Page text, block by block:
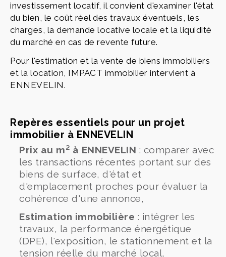
investissement locatif, il convient d'examiner l'état
du bien, le coût réel des travaux éventuels, les
charges, la demande locative locale et la liquidité
du marché en cas de revente future.
Pour l'estimation et la vente de biens immobiliers
et la location, IMPACT immobilier intervient à
ENNEVELIN.
Repères essentiels pour un projet
immobilier à ENNEVELIN
Prix au m² à ENNEVELIN : comparer avec
les transactions récentes portant sur des
biens de surface, d'état et
d'emplacement proches pour évaluer la
cohérence d'une annonce,
Estimation immobilière : intégrer les
travaux, la performance énergétique
(DPE), l'exposition, le stationnement et la
tension réelle du marché local,